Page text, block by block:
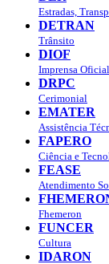
Estradas,
DETRAN
Trânsito
DIOF
Imprensa Oficial
DRPC
Cerimonial
EMATER
Assistência
FAPERO
Ciência e
FEASE
Atendimento
Fhemeron
FUNCER
Cultura
IDARON